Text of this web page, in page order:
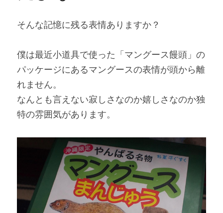
そんな記憶に残る表情ありますか？
僕は最近小道具で使った「マングース饅頭」の
パッケージにあるマングースの表情が頭から離
れません。
なんとも言えない寂しさなのか嬉しさなのか独
特の雰囲気があります。